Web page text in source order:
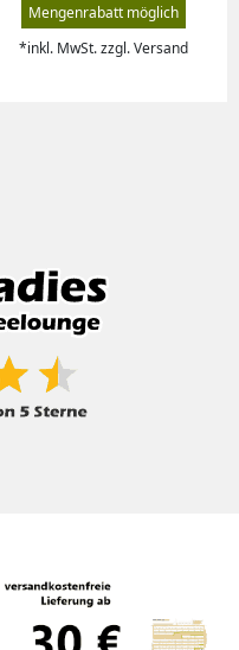
Mengenrabatt möglich
*inkl. MwSt. zzgl. Versand